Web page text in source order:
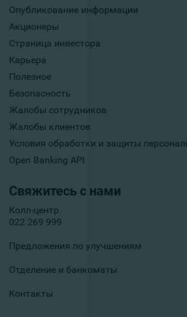
Опубликование информации
Акционеры
Страница инвестора
Карьера
Полезное
Безопасность
Жалобы сотрудников
Жалобы клиентов
Условия обработки и защиты
Open Banking API
Свяжитесь с нами
Колл-центр
022 269 999
Предложения по улучшениям
Отделение и банкоматы
Контакты